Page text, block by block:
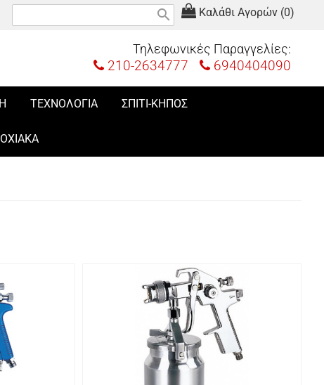
Καλάθι Αγορών (0)
search
Τηλεφωνικές Παραγγελίες:
210-2634777 6940404090
ΤΕΧΝΟΛΟΓΙΑ ΣΠΙΤΙ-ΚΗΠΟΣ